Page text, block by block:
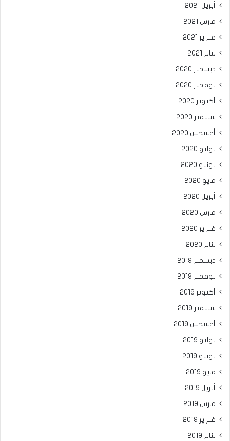
أبريل 2021
مارس 2021
فبراير 2021
يناير 2021
ديسمبر 2020
نوفمبر 2020
أكتوبر 2020
سبتمبر 2020
أغسطس 2020
يوليو 2020
يونيو 2020
مايو 2020
أبريل 2020
مارس 2020
فبراير 2020
يناير 2020
ديسمبر 2019
نوفمبر 2019
أكتوبر 2019
سبتمبر 2019
أغسطس 2019
يوليو 2019
يونيو 2019
مايو 2019
أبريل 2019
مارس 2019
فبراير 2019
يناير 2019